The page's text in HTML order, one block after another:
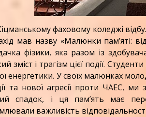
фаховому коледжі
мав назву «Малюнки пам’яті:
фізики, яка разом із
зміст і трагізм цієї події.
енергетики. У своїх малюнках
та нової агресії проти ЧАЕС,
спадок, і ця пам’ять має
важливість